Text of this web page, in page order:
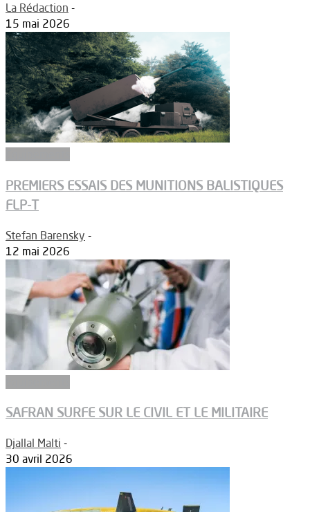
La Rédaction -
15 mai 2026
PREMIERS ESSAIS DES MUNITIONS BALISTIQUES
FLP-T
Stefan Barensky -
12 mai 2026
SAFRAN SURFE SUR LE CIVIL ET LE MILITAIRE
Djallal Malti -
30 avril 2026